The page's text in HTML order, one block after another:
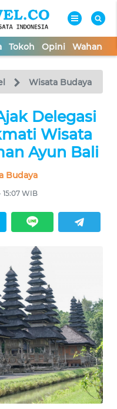
Tokoh Opini Wahana
Wisata Budaya
Delegasi
Wisata
Ayun Bali
Budaya
15:07 WIB